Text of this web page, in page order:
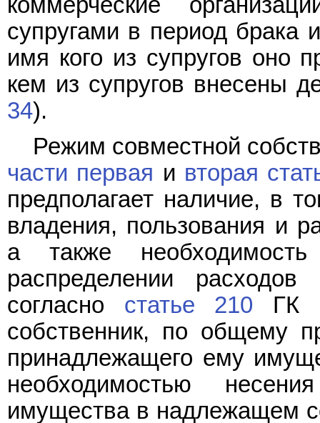
супругами в период брака
имя кого из супругов оно
кем из супругов внесены
34).
Режим совместной
части первая и вторая
предполагает наличие, в
владения, пользования и
а также
распределении
согласно статье 210 ГК
собственник, по общему
принадлежащего ему
необходимостью
имущества в надлежащем